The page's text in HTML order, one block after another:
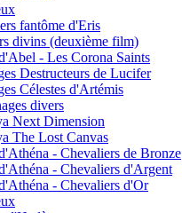
fantôme d'Eris
divins (deuxième film)
- Les Corona Saints
Destructeurs de Lucifer
Célestes d'Artémis
divers
Next Dimension
The Lost Canvas
- Chevaliers de Bronze
- Chevaliers d'Argent
- Chevaliers d'Or